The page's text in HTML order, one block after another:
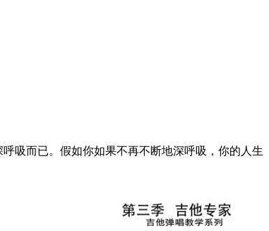
吸而已。假如你如果不再不断地深呼吸，你的人生